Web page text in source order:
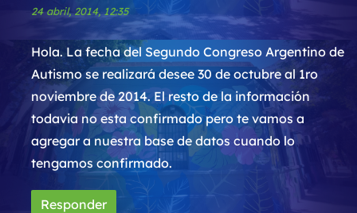
24 abril, 2014, 12:35
Hola. La fecha del Segundo Congreso Argentino de
Autismo se realizará desee 30 de octubre al 1ro
noviembre de 2014. El resto de la información
todavia no esta confirmado pero te vamos a
agregar a nuestra base de datos cuando lo
tengamos confirmado.
Responder